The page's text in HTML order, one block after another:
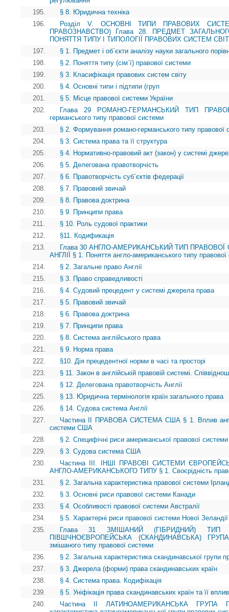
195.
§ 8. Юридична техніка
196.
Розділ V. ОСНОВНІ ТИПИ ПРАВОВИХ
ПРАВОЗНАВСТВО) Глава 28. ПРЕДМЕТ
ПОНЯТТЯ ТИПУ І ТИПОЛОГІЇ ПРАВОВИХ СИСТЕМ
197.
§ 1. Предмет і об`єкти аналізу науки загального
198.
§ 2. Поняття типу (сім`ї) правової системи
199.
§ 3. Класифікація правових систем світу
200.
§ 4. Основні типи і підтипи (груп
201.
§ 5. Місце правової системи України
202.
Глава 29 РОМАНО-ГЕРМАНСЬКИЙ ТИП
германського типу правової системи
203.
§ 2. Формування романо-германського типу правової
204.
§ 3. Система права та її структура
205.
§ 4. Нормативно-правовий акт (закон) у системі
206.
§ 5. Делегована правотворчість
207.
§ 6. Правотворчість суб`єктів федерації
208.
§ 7. Правовий звичай
209.
§ 8. Правова доктрина
210.
§ 9. Принципи права
211.
§ 10. Роль судової практики
212.
§11. Кодификація
213.
Глава 30 АНГЛО-АМЕРИКАНСЬКИЙ ТИП
АНГЛІЇ § 1. Поняття англо-американського типу
214.
§ 2. Загальне право Англії
215.
§ 3. Право справедливості
216.
§ 4. Судовий прецедент у системі джерела права
217.
§ 5. Правовий звичай
218.
§ 6. Правова доктрина
219.
§ 7. Принципи права
220.
§ 8. Система англійського права
221.
§ 9. Норма права
222.
§10. Дія прецедентної норми в часі та просторі
223.
§ 11. Закон в англійській правовій системі.
224.
§ 12. Делегована правотворчість Англії
225.
§ 13. Юридична термінологія країн загального права
226.
§ 14. Судова система Англії
227.
Частина II ПРАВОВА СИСТЕМА США § 1. Вплив
системи США
228.
§ 2. Специфічні риси американської правової системи
229.
§ 3. Судова система США
230.
Частина ІІІ. ІНШІ ПРАВОВІ СИСТЕМИ
АНГЛО-АМЕРИКАНСЬКОГО ТИПУ § 1. Своєрідність
231.
§ 2. Загальна характеристика правової системи
232.
§ 3. Основні риси правової системи Канади
233.
§ 4. Особливості правової системи Австралії
234.
§ 5. Характерні риси правової системи Нової Зеландії
235.
Глава 31 ЗМІШАНИЙ (ГІБРИДНИЙ) ТИП
ПІВШЧНОЄВРОПЕЙСЬКА (СКАНДИНАВСЬКА)
змішаного типу правової системи
236.
§ 2. Загальна характеристика скандинавської групи
237.
§ 3. Джерела (форми) права скандинавських країн
238.
§ 4. Система права. Кодифікація
239.
§ 5. Уніфікація права скандинавських країн та її
240.
Частина II ЛАТИНОАМЕРИКАНСЬКА ГРУПА